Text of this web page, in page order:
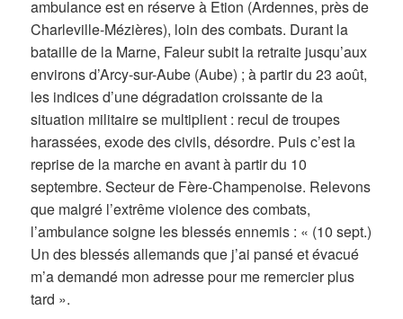
ambulance est en réserve à Etion (Ardennes, près de
Charleville-Mézières), loin des combats. Durant la
bataille de la Marne, Faleur subit la retraite jusqu’aux
environs d’Arcy-sur-Aube (Aube) ; à partir du 23 août,
les indices d’une dégradation croissante de la
situation militaire se multiplient : recul de troupes
harassées, exode des civils, désordre. Puis c’est la
reprise de la marche en avant à partir du 10
septembre. Secteur de Fère-Champenoise. Relevons
que malgré l’extrême violence des combats,
l’ambulance soigne les blessés ennemis : « (10 sept.)
Un des blessés allemands que j’ai pansé et évacué
m’a demandé mon adresse pour me remercier plus
tard ».